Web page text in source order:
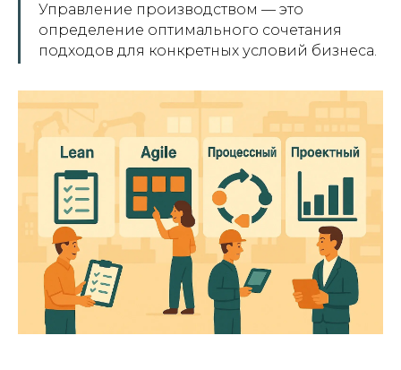
Управление производством — это
определение оптимального сочетания
подходов для конкретных условий бизнеса.